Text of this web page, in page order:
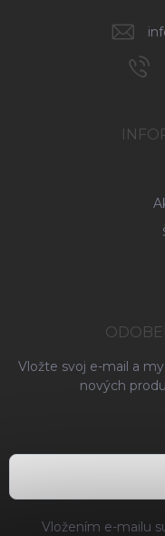
Vložte svoj e-mail a
nových
Vložením e-mailu